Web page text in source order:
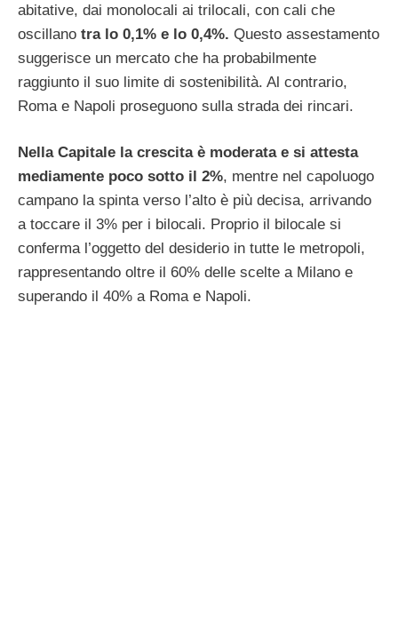
abitative, dai monolocali ai trilocali, con cali che
oscillano tra lo 0,1% e lo 0,4%. Questo assestamento
suggerisce un mercato che ha probabilmente
raggiunto il suo limite di sostenibilità. Al contrario,
Roma e Napoli proseguono sulla strada dei rincari.
Nella Capitale la crescita è moderata e si attesta
mediamente poco sotto il 2%, mentre nel capoluogo
campano la spinta verso l’alto è più decisa, arrivando
a toccare il 3% per i bilocali. Proprio il bilocale si
conferma l’oggetto del desiderio in tutte le metropoli,
rappresentando oltre il 60% delle scelte a Milano e
superando il 40% a Roma e Napoli.